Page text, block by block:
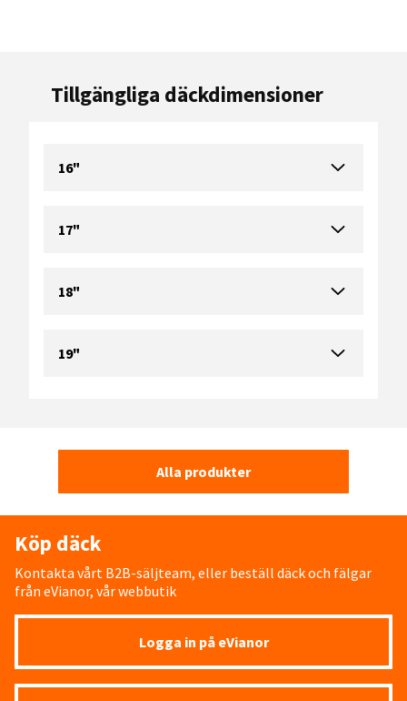
Tillgängliga däckdimensioner
16"
17"
18"
19"
Alla produkter
Köp däck
Kontakta vårt B2B-säljteam, eller beställ däck och fälgar
från eVianor, vår webbutik
Logga in på eVianor